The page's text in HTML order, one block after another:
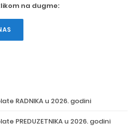
na dugme:
RADNIKA u 2026. godini
PREDUZETNIKA u 2026. godini